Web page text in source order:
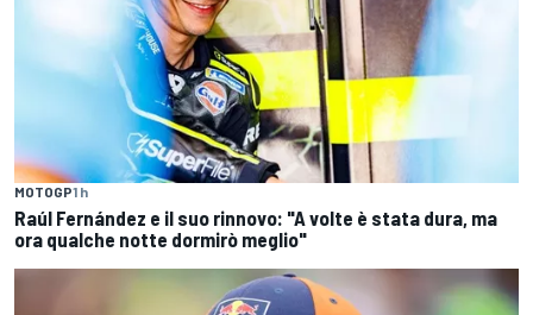
MOTOGP1 h
Raúl Fernández e il suo rinnovo: "A volte è stata dura, ma
ora qualche notte dormirò meglio"